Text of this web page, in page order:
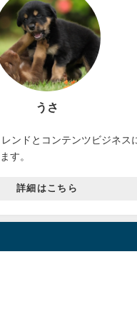
うさ
ンドとコンテンツビジネス
す。
詳細はこちら